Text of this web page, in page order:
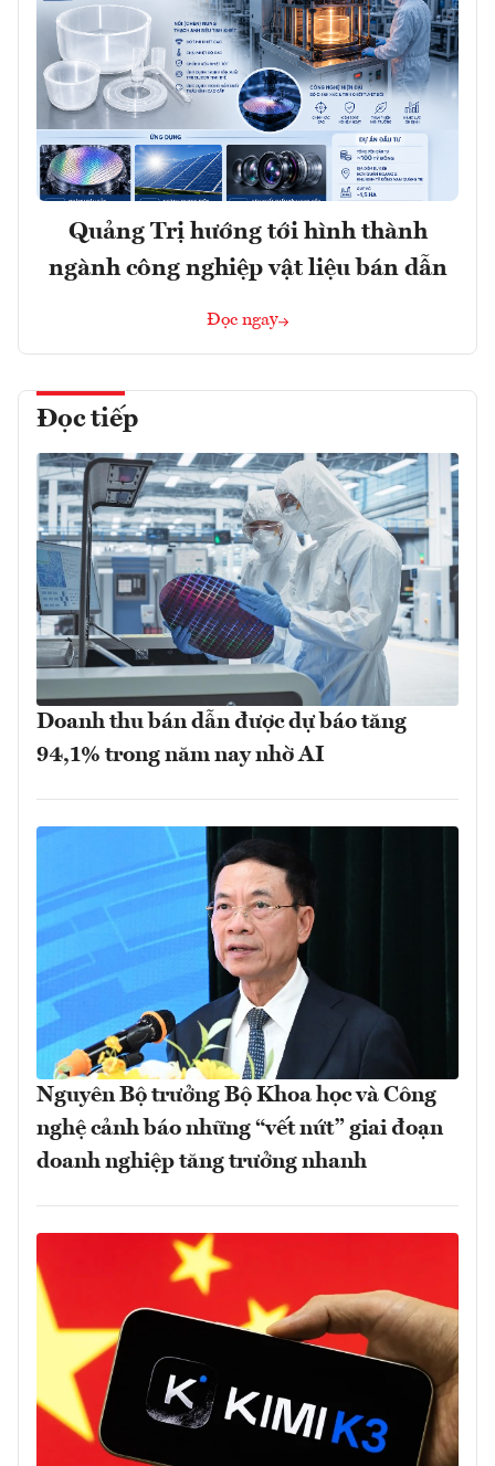
Quảng Trị hướng tới hình thành
ngành công nghiệp vật liệu bán dẫn
Đọc ngay
Đọc tiếp
Doanh thu bán dẫn được dự báo tăng
94,1% trong năm nay nhờ AI
Nguyên Bộ trưởng Bộ Khoa học và Công
nghệ cảnh báo những “vết nứt” giai đoạn
doanh nghiệp tăng trưởng nhanh